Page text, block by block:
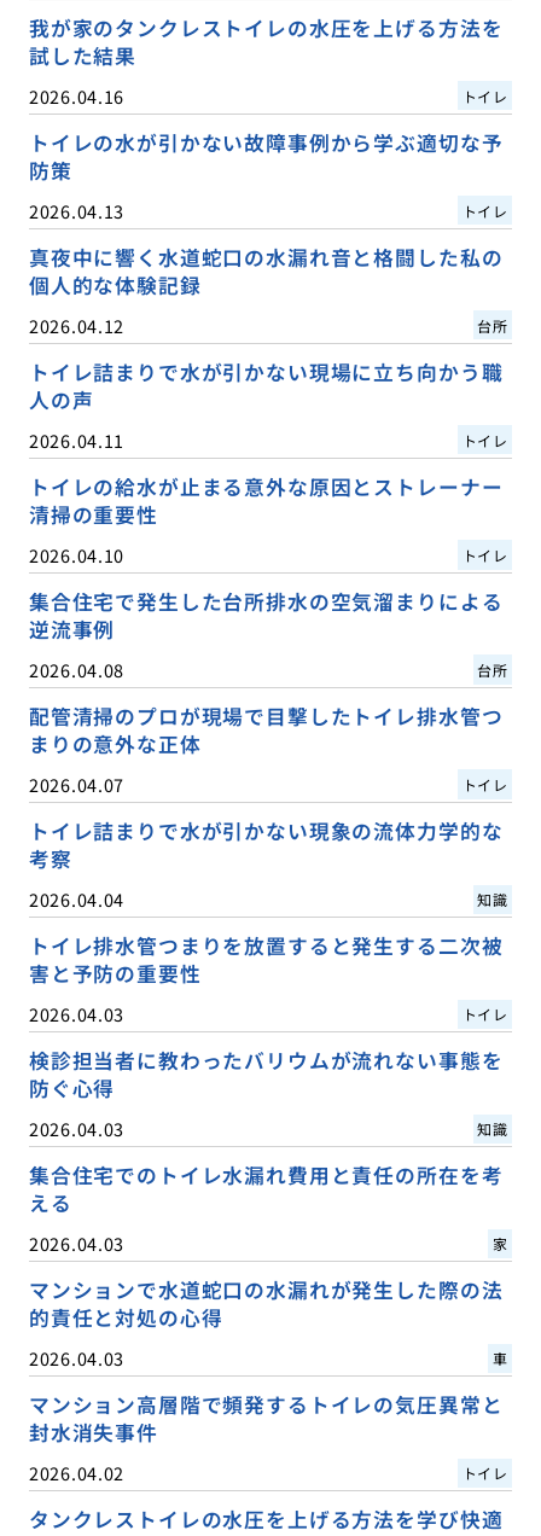
我が家のタンクレストイレの水圧を上げる方法を
試した結果
2026.04.16 トイレ
トイレの水が引かない故障事例から学ぶ適切な予
防策
2026.04.13 トイレ
真夜中に響く水道蛇口の水漏れ音と格闘した私の
個人的な体験記録
2026.04.12 台所
トイレ詰まりで水が引かない現場に立ち向かう職
人の声
2026.04.11 トイレ
トイレの給水が止まる意外な原因とストレーナー
清掃の重要性
2026.04.10 トイレ
集合住宅で発生した台所排水の空気溜まりによる
逆流事例
2026.04.08 台所
配管清掃のプロが現場で目撃したトイレ排水管つ
まりの意外な正体
2026.04.07 トイレ
トイレ詰まりで水が引かない現象の流体力学的な
考察
2026.04.04 知識
トイレ排水管つまりを放置すると発生する二次被
害と予防の重要性
2026.04.03 トイレ
検診担当者に教わったバリウムが流れない事態を
防ぐ心得
2026.04.03 知識
集合住宅でのトイレ水漏れ費用と責任の所在を考
える
2026.04.03 家
マンションで水道蛇口の水漏れが発生した際の法
的責任と対処の心得
2026.04.03 車
マンション高層階で頻発するトイレの気圧異常と
封水消失事件
2026.04.02 トイレ
タンクレストイレの水圧を上げる方法を学び快適